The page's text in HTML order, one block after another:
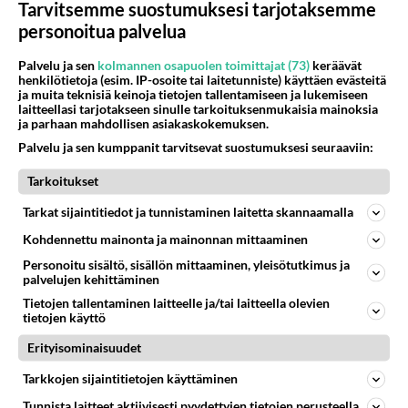
05.08.2026 07:23 Kotimaiset julkkisjuorut
Mitä töitä kaivattusi on tehnyt?
😅
05.08.2026 13:25
Ikävä
Voiko meidän välit
05.08.2026 05:34
Ikävä
72
Jos SDP ei voita reilusti, persut kumoavat demokratian Suomesta
Näin tekisi ainakin Rydman seuratessaan idolinsa Trumpin mallia https://www.is.fi/politiikka/art-2000012187244.html
429
763
Onko kaivattusi
Kummallinen jossakin suhteessa?
05.08.2026 17:47
Ikävä
47
649
Mies, olenko ymmärtänyt oikein?
Ystävyys/salainen suhde/molemmat ovat täysin poissuljettuja asioita? Nainen
05.08.2026 11:40
Ikävä
608
Tarvitsemme suostumuksesi tarjotaksemme
personoitua palvelua
Palvelu ja sen kolmannen osapuolen toimittajat (73) keräävät
henkilötietoja (esim. IP-osoite tai laitetunniste) käyttäen evästeitä
ja muita teknisiä keinoja tietojen tallentamiseen ja lukemiseen
laitteellasi tarjotakseen sinulle tarkoituksenmukaisia mainoksia
ja parhaan mahdollisen asiakaskokemuksen.
Palvelu ja sen kumppanit tarvitsevat suostumuksesi seuraaviin:
Tarkoitukset
Tarkat sijaintitiedot ja tunnistaminen laitetta skannaamalla
Kohdennettu mainonta ja mainonnan mittaaminen
Personoitu sisältö, sisällön mittaaminen, yleisötutkimus ja
palvelujen kehittäminen
Tietojen tallentaminen laitteelle ja/tai laitteella olevien
tietojen käyttö
Erityisominaisuudet
Tarkkojen sijaintitietojen käyttäminen